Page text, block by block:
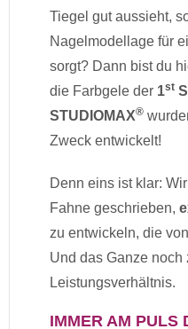
Tiegel gut aussieht,
Nagelmodellage für
sorgt? Dann bist du
die Farbgele der 1st
STUDIOMAX®
Zweck entwickelt!
Denn eins ist klar:
Fahne geschrieben,
zu entwickeln, die
Und das Ganze noch
Leistungsverhältnis.
IMMER AM PULS